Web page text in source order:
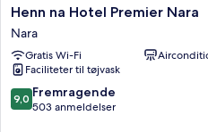
Henn
na
Hotel
Premier
Nara
Nara
Henn na Hotel Premier Nara
Nara
Gratis Wi-Fi
Faciliteter til tøjvask
9.0
ud
9,0 Fremragende
503 anmeldelser